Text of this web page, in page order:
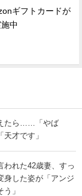
ギフトカードが
中
たら……「やば
才です」
われた42歳妻、すっ
した姿が「アンジ
」